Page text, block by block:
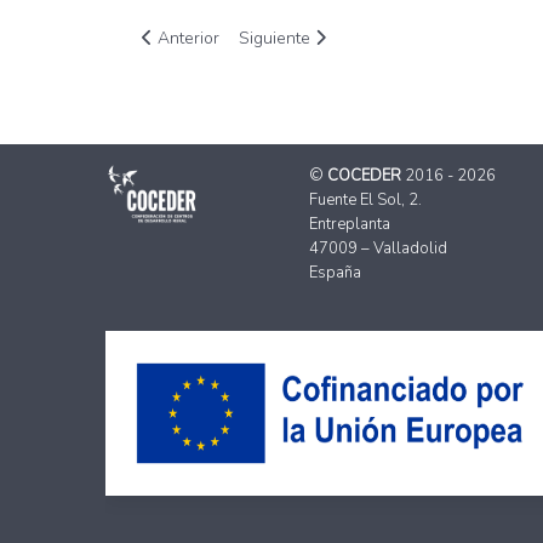
Artículo anterior: El CDR Almanzor pone en marcha
Anterior Artículo siguiente: Fundación EDES
Siguiente
© COCEDER 2016 - 2026
Fuente El Sol, 2.
Entreplanta
47009 – Valladolid
España